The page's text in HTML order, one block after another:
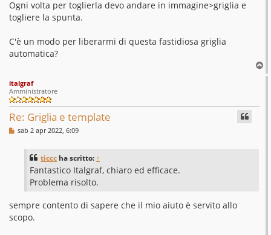
i
o
Ogni volta per toglierla devo andare in immagine>griglia e
togliere la spunta.
C'è un modo per liberarmi di questa fastidiosa griglia
automatica?
o
italgraf
Amministratore
Re: Griglia e template
M
sab 2 apr 2022, 6:09
ticcc ha scritto: ↑
Fantastico Italgraf, chiaro ed efficace.
Problema risolto.
sempre contento di sapere che il mio aiuto è servito allo
scopo.